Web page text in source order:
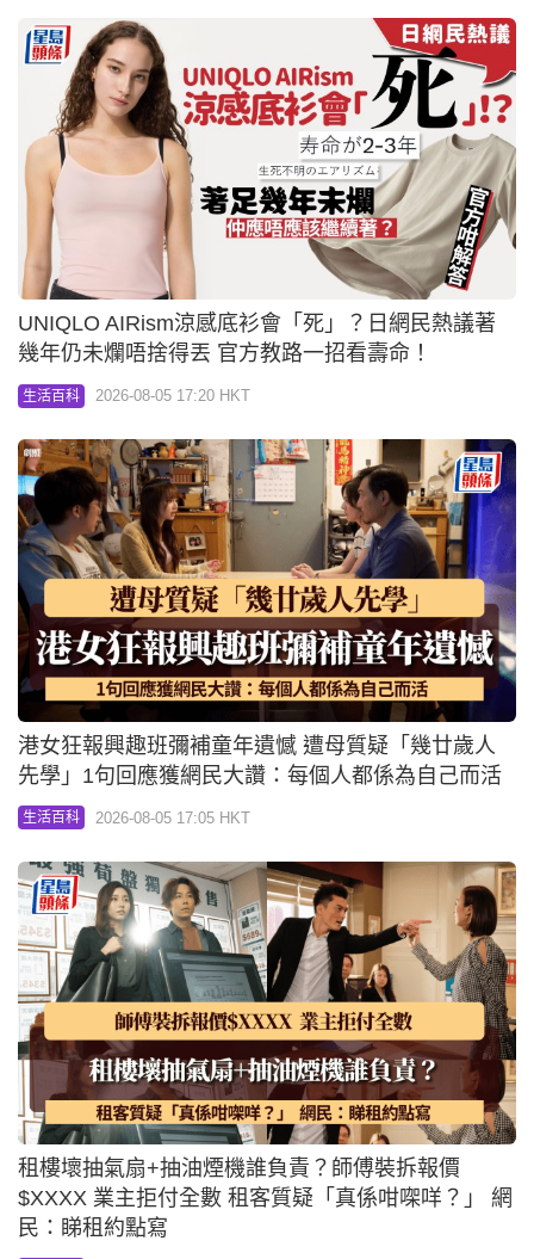
UNIQLO AIRism涼感底衫會「死」？日網民熱議著
幾年仍未爛唔捨得丟 官方教路一招看壽命！
生活百科 2026-08-05 17:20 HKT
港女狂報興趣班彌補童年遺憾 遭母質疑「幾廿歲人
先學」1句回應獲網民大讚：每個人都係為自己而活
生活百科 2026-08-05 17:05 HKT
租樓壞抽氣扇+抽油煙機誰負責？師傅裝拆報價
$XXXX 業主拒付全數 租客質疑「真係咁㗎咩？」 網
民：睇租約點寫